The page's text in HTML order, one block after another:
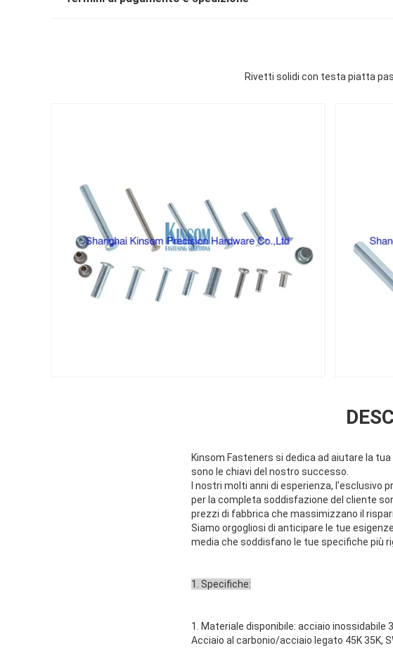
Rivetti solidi con testa piatta
Kinsom Fasteners si dedica ad aiutare la
sono le chiavi del nostro successo.
I nostri molti anni di esperienza, l'esclusivo
per la completa soddisfazione del cliente
prezzi di fabbrica che massimizzano il
Siamo orgogliosi di anticipare le tue
media che soddisfano le tue specifiche più
1. Specifiche:
1. Materiale disponibile: acciaio inossidabile
Acciaio al carbonio/acciaio legato 45K 35K,